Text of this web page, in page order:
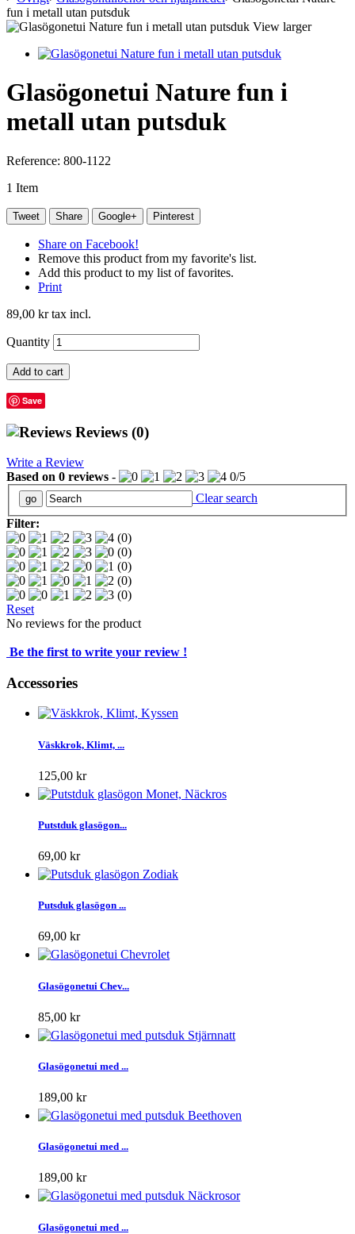
fun i metall utan putsduk
View larger
Glasögonetui Nature fun i
metall utan putsduk
Reference: 800-1122
1 Item
Tweet Share Google+ Pinterest
Share on Facebook!
Remove this product from my favorite's list.
Add this product to my list of favorites.
Print
89,00 krtax incl.
Quantity
Add to cart
Save
Reviews (0)
Write a Review
Based on 0 reviews - 0/5
Clear search
Filter:
(0)
(0)
(0)
(0)
(0)
Reset
No reviews for the product
Be the first to write your review !
Accessories
Väskkrok, Klimt, ...
125,00 kr
Putstduk glasögon...
69,00 kr
Putsduk glasögon ...
69,00 kr
Glasögonetui Chev...
85,00 kr
Glasögonetui med ...
189,00 kr
Glasögonetui med ...
189,00 kr
Glasögonetui med ...